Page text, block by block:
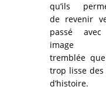
qu’ils
de revenir
passé
image
tremblée
trop lisse des